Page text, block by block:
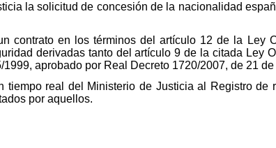
la solicitud de concesión de la nacionalidad
contrato en los términos del artículo 12 de la Ley
derivadas tanto del artículo 9 de la citada Ley
aprobado por Real Decreto 1720/2007, de 21
real del Ministerio de Justicia al Registro de
por aquellos.